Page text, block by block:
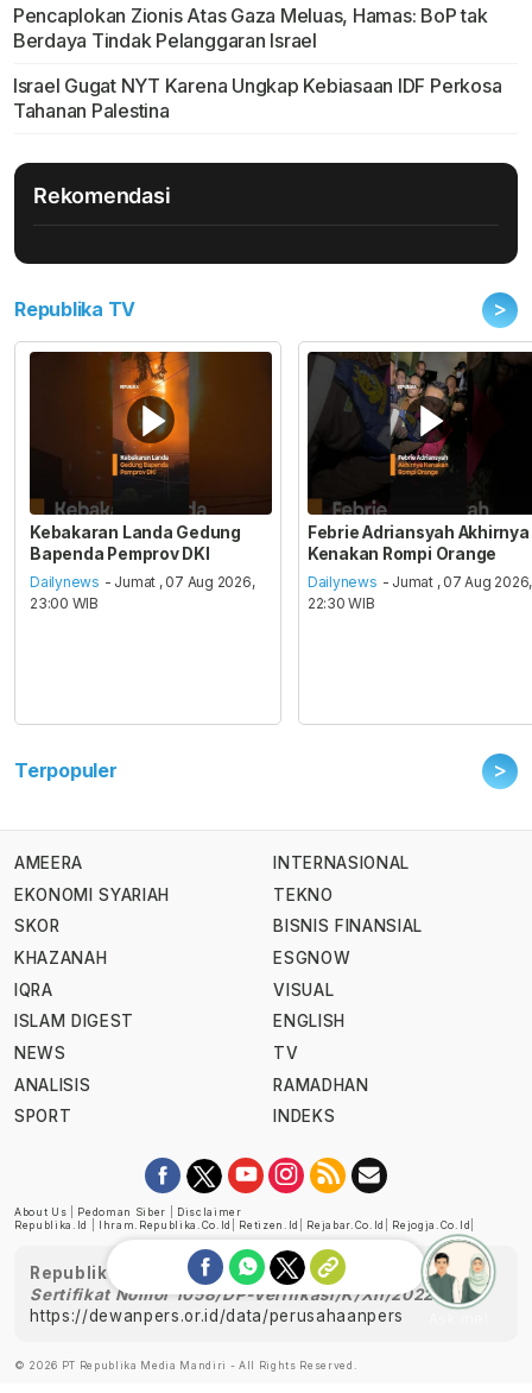
Pencaplokan Zionis Atas Gaza Meluas, Hamas: BoP tak
Berdaya Tindak Pelanggaran Israel
Israel Gugat NYT Karena Ungkap Kebiasaan IDF Perkosa
Tahanan Palestina
Rekomendasi
Republika TV >
Kebakaran Landa Gedung
Bapenda Pemprov DKI
Dailynews - Jumat , 07 Aug 2026,
23:00 WIB
Febrie Adriansyah Akhirnya
Kenakan Rompi Orange
Dailynews - Jumat , 07 Aug 2026,
22:30 WIB
Terpopuler >
AMEERA
EKONOMI SYARIAH
SKOR
KHAZANAH
IQRA
ISLAM DIGEST
NEWS
ANALISIS
SPORT
INTERNASIONAL
TEKNO
BISNIS FINANSIAL
ESGNOW
VISUAL
ENGLISH
TV
RAMADHAN
INDEKS
About Us Pedoman Siber
Disclaimer
Republika.id
Ihram.republika.co.id Retizen.id Rejabar.co.id Rejogja.co.id
Republika telah diverifikasi oleh Dewan Pers
Sertifikat Nomor 1058/DP-Verifikasi/K/XII/2022
https://dewanpers.or.id/data/perusahaanpers
© 2026 PT Republika Media Mandiri - All Rights Reserved.